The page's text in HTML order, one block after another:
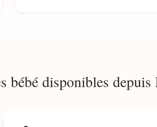
bébé disponibles depuis